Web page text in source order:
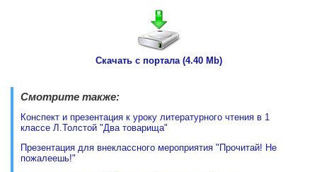
Скачать с портала (4.40 Mb)
Смотрите также:
Конспект и презентация к уроку литературного чтения в 1
классе Л.Толстой "Два товарища"
Презентация для внеклассного мероприятия "Прочитай! Не
пожалеешь!"